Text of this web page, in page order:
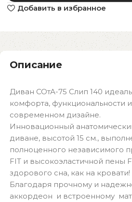
Добавить в избранное
Описание
Диван СОтА-75 Слип 140
комфорта, функциональности
современном дизайне.
Инновационный
диване, высотой 15 см.,
полноценного независимого
FIT и высокоэластичной пены
здорового сна, как на кровати!
Благодаря прочному и
аккордеон и встроенному